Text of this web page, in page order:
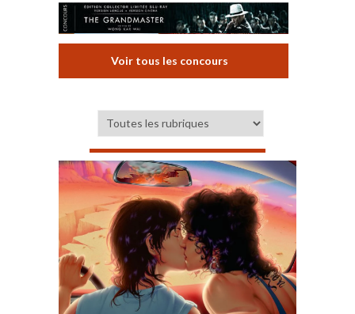
Voir tous les concours